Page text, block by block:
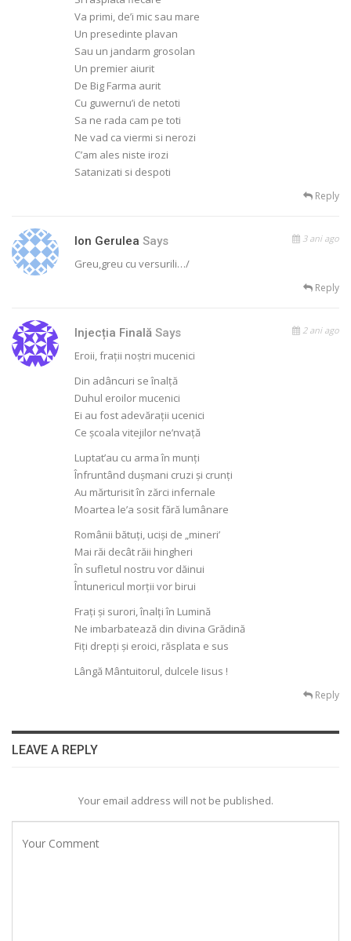
Va primi, de’i mic sau mare
Un presedinte plavan
Sau un jandarm grosolan
Un premier aiurit
De Big Farma aurit
Cu guwernu’i de netoti
Sa ne rada cam pe toti
Ne vad ca viermi si nerozi
C’am ales niste irozi
Satanizati si despoti
Reply
Ion Gerulea Says 3 ani ago
Greu,greu cu versurili…/
Reply
Injecția Finală Says 2 ani ago
Eroii, frații noștri mucenici
Din adâncuri se înalță
Duhul eroilor mucenici
Ei au fost adevărații ucenici
Ce școala vitejilor ne’nvață
Luptat’au cu arma în munți
Înfruntând dușmani cruzi și crunți
Au mărturisit în zărci infernale
Moartea le’a sosit fără lumânare
Românii bătuți, uciși de „mineri’
Mai răi decât răii hingheri
În sufletul nostru vor dăinui
Întunericul morții vor birui
Frați și surori, înalți în Lumină
Ne imbarbatează din divina Grădină
Fiți drepți și eroici, răsplata e sus
Lângă Mântuitorul, dulcele Iisus !
Reply
LEAVE A REPLY
Your email address will not be published.